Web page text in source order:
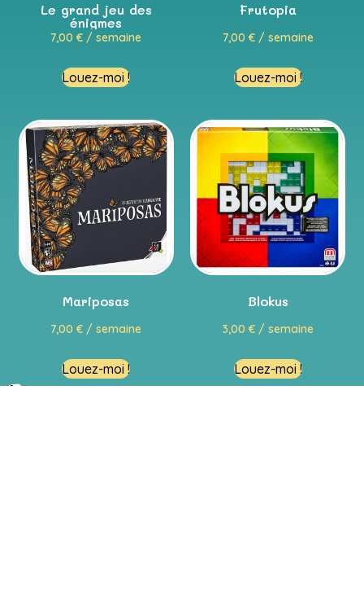
Le grand jeu des
énigmes
7,00€ / semaine
Louez-moi !
Frutopia
7,00 €/ semaine
Louez-moi !
Mariposas
7,00€ / semaine
Louez-moi !
Blokus
3,00€ / semaine
Louez-moi !